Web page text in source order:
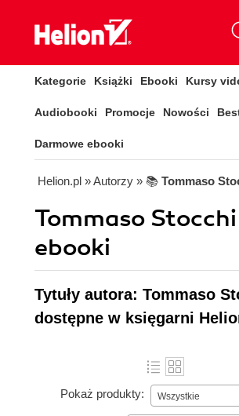
Kategorie Książki Ebooki Kursy
Audiobooki Promocje Nowości
Darmowe ebooki
Helion.pl » Autorzy » 📚 Tommaso
Tommaso
ebooki
Tytuły autora: Tommaso
dostępne w księgarni
Pokaż produkty: Wszystkie